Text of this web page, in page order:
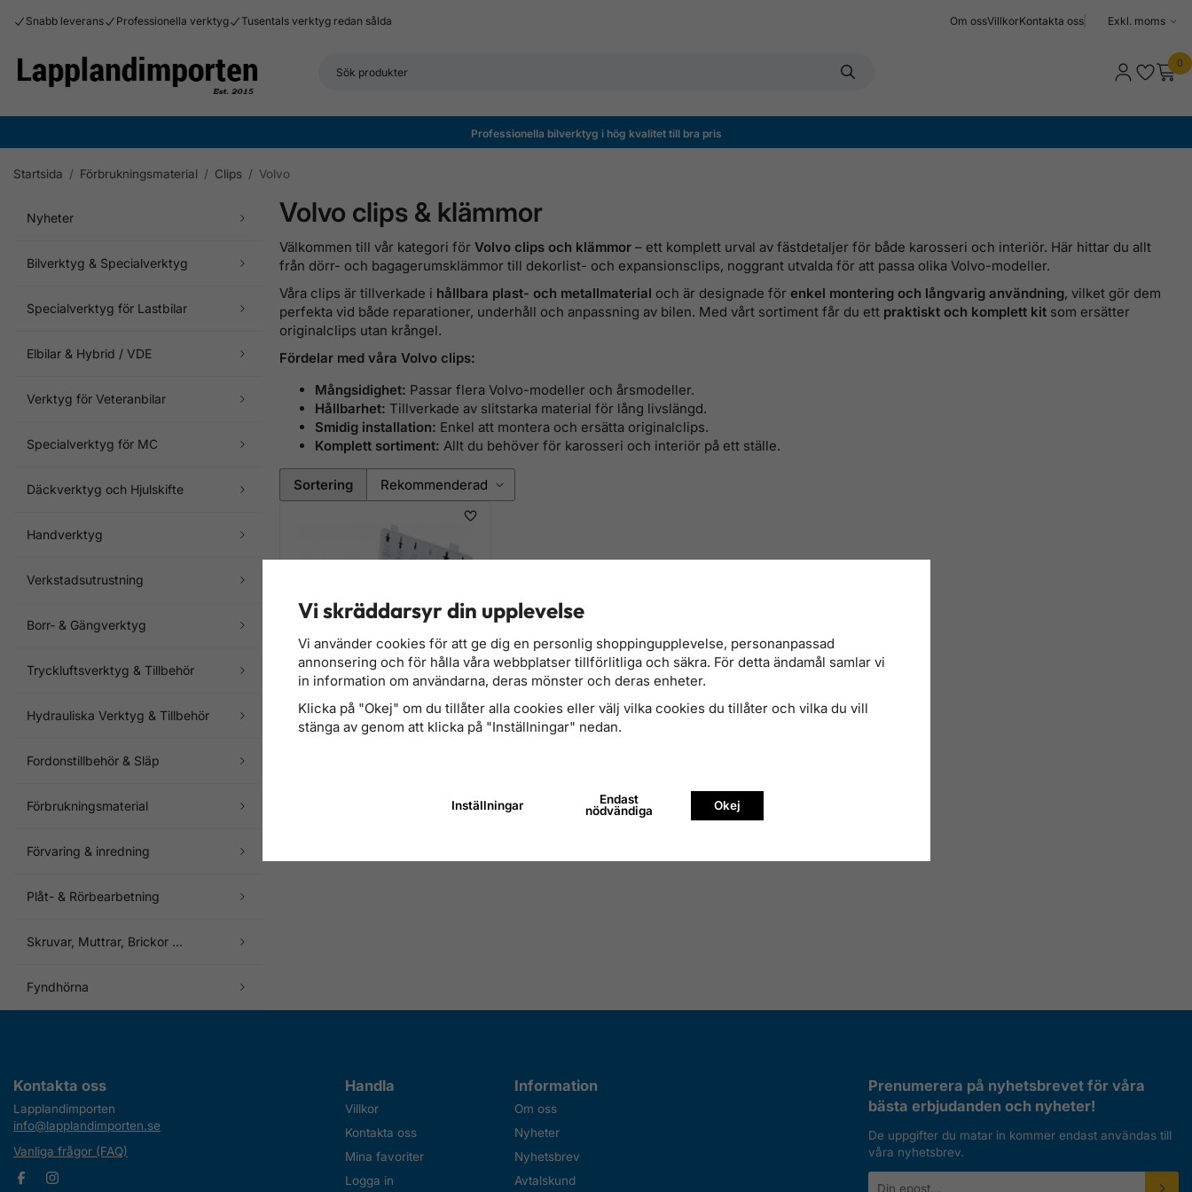
Snabb leverans Professionella verktyg Tusentals verktyg redan sålda Om ossVillkorKontakta oss
Välj
0
Professionella bilverktyg i hög kvalitet till bra pris
Startsida / Förbrukningsmaterial / Clips / Volvo
Nyheter
Bilverktyg & Specialverktyg
Specialverktyg för Lastbilar
Elbilar & Hybrid / VDE
Verktyg för Veteranbilar
Specialverktyg för MC
Däckverktyg och Hjulskifte
Handverktyg
Verkstadsutrustning
Borr- & Gängverktyg
Tryckluftsverktyg & Tillbehör
Hydrauliska Verktyg & Tillbehör
Fordonstillbehör & Släp
Förbrukningsmaterial
Förvaring & inredning
Plåt- & Rörbearbetning
Skruvar, Muttrar, Brickor ...
Fyndhörna
Volvo clips & klämmor
Välkommen till vår kategori för Volvo clips och klämmor – ett komplett urval av fästdetaljer för både karosseri och interiör. Här hittar du allt
från dörr- och bagagerumsklämmor till dekorlist- och expansionsclips, noggrant utvalda för att passa olika Volvo-modeller.
Våra clips är tillverkade i hållbara plast- och metallmaterial och är designade för enkel montering och långvarig användning, vilket gör dem
perfekta vid både reparationer, underhåll och anpassning av bilen. Med vårt sortiment får du ett praktiskt och komplett kit som ersätter
originalclips utan krångel.
Fördelar med våra Volvo clips:
Mångsidighet: Passar flera Volvo-modeller och årsmodeller.
Hållbarhet: Tillverkade av slitstarka material för lång livslängd.
Smidig installation: Enkel att montera och ersätta originalclips.
Komplett sortiment: Allt du behöver för karosseri och interiör på ett ställe.
Sortering
Expanderclips sats 350 delar – VW
Kontakta oss
Lapplandimporten
info@lapplandimporten.se
Vanliga frågor (FAQ)
Handla
Villkor
Kontakta oss
Mina favoriter
Logga in
Information
Om oss
Nyheter
Nyhetsbrev
Avtalskund
Prenumerera på nyhetsbrevet för våra
bästa erbjudanden och nyheter!
De uppgifter du matar in kommer endast användas till
våra nyhetsbrev.
Vi skräddarsyr din upplevelse
Vi använder cookies för att ge dig en personlig shoppingupplevelse, personanpassad
annonsering och för hålla våra webbplatser tillförlitliga och säkra. För detta ändamål samlar vi
in information om användarna, deras mönster och deras enheter.
Klicka på "Okej" om du tillåter alla cookies eller välj vilka cookies du tillåter och vilka du vill
stänga av genom att klicka på "Inställningar" nedan.
Inställningar
Endast
nödvändiga
Okej